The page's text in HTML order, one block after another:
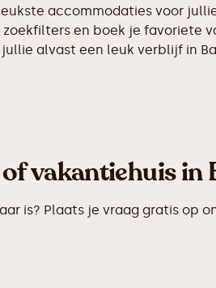
accommodaties voor
zoekfilters en boek je favoriete
alvast een leuk verblijf in
vakantiehuis in
is? Plaats je vraag gratis op